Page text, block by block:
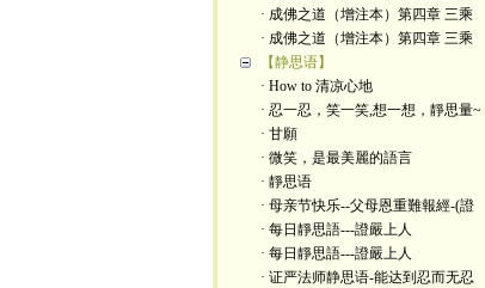
· 成佛之道（增注本）第四章 三乘
· 成佛之道（增注本）第四章 三乘
【静思语】
· How to 清凉心地
· 忍一忍，笑一笑,想一想，靜思量~
· 甘願
· 微笑，是最美麗的語言
· 靜思语
· 母亲节快乐--父母恩重難報經-(證
· 每日靜思語---證嚴上人
· 每日靜思語---證嚴上人
· 证严法师静思语-能达到忍而无忍